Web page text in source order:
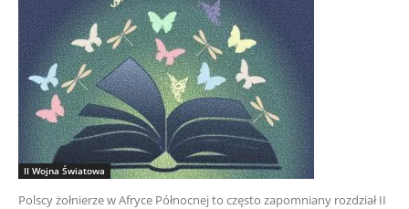
II Wojna Światowa
Polscy żołnierze w Afryce Północnej to często zapomniany rozdział II